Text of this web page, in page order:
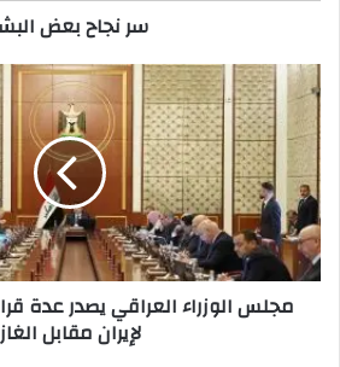
سر نجاح بعض
مجلس
الوزراء
العراقي
يصدر
عدة
قرارات..
أبرزها
بيع
نفط
لإيرانمجلس الوزراء العراقي يصدر عدة
لإيران مقابل الغاز